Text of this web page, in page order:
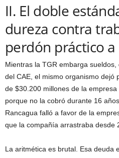
II. El doble
dureza contra
perdón práctico
Mientras la TGR embarga
del CAE, el mismo organismo dejó
de $30.200 millones de la empresa
porque no la cobró durante 16
Rancagua falló a favor de la
que la compañía arrastraba desde
La aritmética es brutal. Esa deuda